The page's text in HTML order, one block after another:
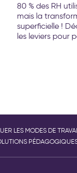
80 % des RH
mais la
superficielle !
les leviers pour
LES MODES DE